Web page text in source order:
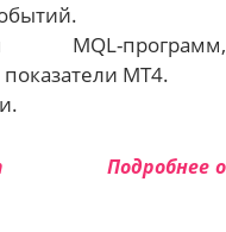
MQL-программ,
MT4.
Подробнее о